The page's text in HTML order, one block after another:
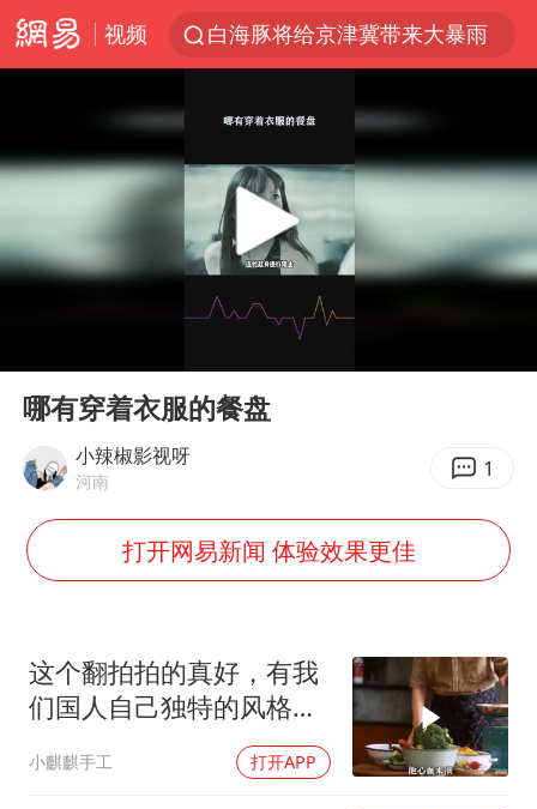
视频
白海豚将给京津冀带来大暴雨
女子发现前夫婚内与第三者育子
王艺迪无缘横滨赛决赛
2025年小学教师减少13.19万
笔试第一被劝弃考涉事副校长被撤职
构建更高水平的全民健身公共服务体系
灌溉水坝被隔成鱼塘 村民投诉20余年
萌娃帮爷爷脱玉米 卖力干活超可爱
奋力开创中国式现代化建设新局面
Play
哪有穿着衣服的餐盘
小辣椒影视呀
河南 1
打开网易新闻 体验效果更佳
这个翻拍拍的真好，有我
们国人自己独特的风格魅
小麒麒手工 打开APP